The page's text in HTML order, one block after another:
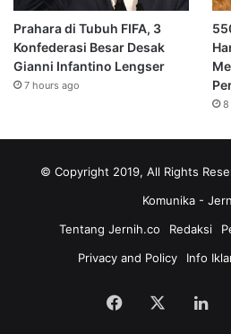
Prahara di Tubuh FIFA, 3
Konfederasi Besar Desak
Gianni Infantino Lengser
7 hours ago
8
© Copyright 2019, All Rights
Komunika -
Tentang Jernih.co
Redaksi
Privacy and Policy
Info
Facebook